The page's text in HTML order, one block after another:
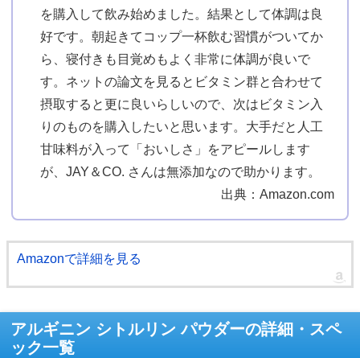
を購入して飲み始めました。結果として体調は良
好です。朝起きてコップ一杯飲む習慣がついてか
ら、寝付きも目覚めもよく非常に体調が良いで
す。ネットの論文を見るとビタミン群と合わせて
摂取すると更に良いらしいので、次はビタミン入
りのものを購入したいと思います。大手だと人工
甘味料が入って「おいしさ」をアピールします
が、JAY＆CO. さんは無添加なので助かります。
出典：Amazon.com
Amazonで詳細を見る
アルギニン シトルリン パウダーの詳細・スペ
ック一覧